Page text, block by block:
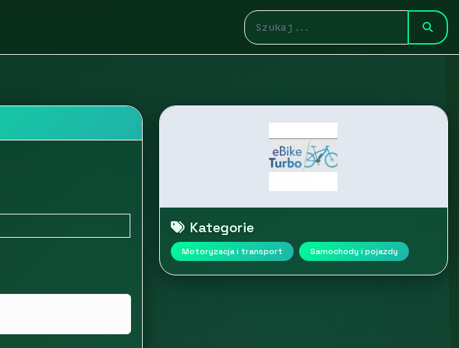
Kategorie
Motoryzacja i transport Samochody i pojazdy